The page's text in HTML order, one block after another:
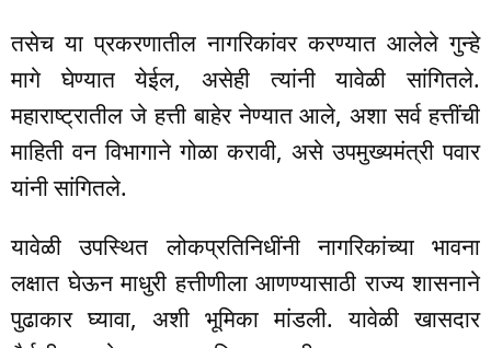
तसेच या प्रकरणातील नागरिकांवर करण्यात आलेले गुन्हे
मागे घेण्यात येईल, असेही त्यांनी यावेळी सांगितले.
महाराष्ट्रातील जे हत्ती बाहेर नेण्यात आले, अशा सर्व हत्तींची
माहिती वन विभागाने गोळा करावी, असे उपमुख्यमंत्री पवार
यांनी सांगितले.
यावेळी उपस्थित लोकप्रतिनिधींनी नागरिकांच्या भावना
लक्षात घेऊन माधुरी हत्तीणीला आणण्यासाठी राज्य शासनाने
पुढाकार घ्यावा, अशी भूमिका मांडली. यावेळी खासदार